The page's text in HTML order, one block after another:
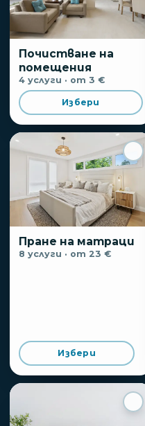
Почистване на
помещения
4 услуги · от 3 €
Избери
Пране на матраци
8 услуги · от 23 €
Избери